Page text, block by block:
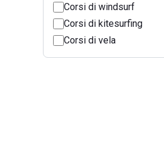
Corsi di windsurf
Corsi di kitesurfing
Corsi di vela